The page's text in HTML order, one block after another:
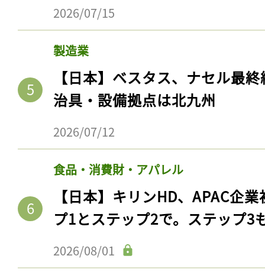
2026/07/15
製造業
【日本】ベスタス、ナセル最
治具・設備拠点は北九州
2026/07/12
食品・消費財・アパレル
【日本】キリンHD、APAC企
プ1とステップ2で。ステップ3
2026/08/01